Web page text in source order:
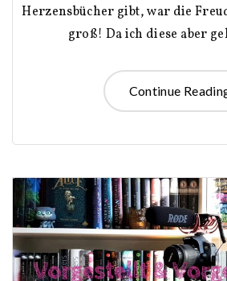
Herzensbücher gibt, war die
groß! Da ich diese aber
Continue